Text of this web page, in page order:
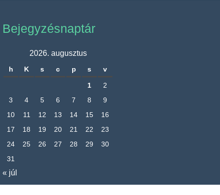
Bejegyzésnaptár
2026. augusztus
h K s c p s v
1
2
3
4 5 6 7 8
9
10
11 12 13 14 15
16
17
18 19 20 21 22
23
24
25 26 27 28 29
30
31
« júl